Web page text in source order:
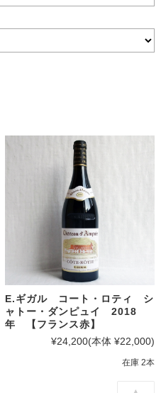
E.ギガル コート・ロティ シ
ャトー・ダンピュイ 2018
年 【フランス赤】
¥24,200(本体 ¥22,000)
在庫 2本